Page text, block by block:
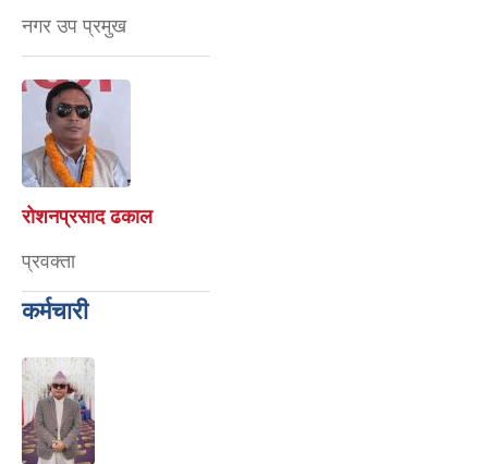
नगर उप प्रमुख
रोशनप्रसाद ढकाल
प्रवक्ता
कर्मचारी